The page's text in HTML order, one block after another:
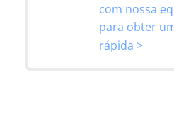
com nossa
para obter
rápida >